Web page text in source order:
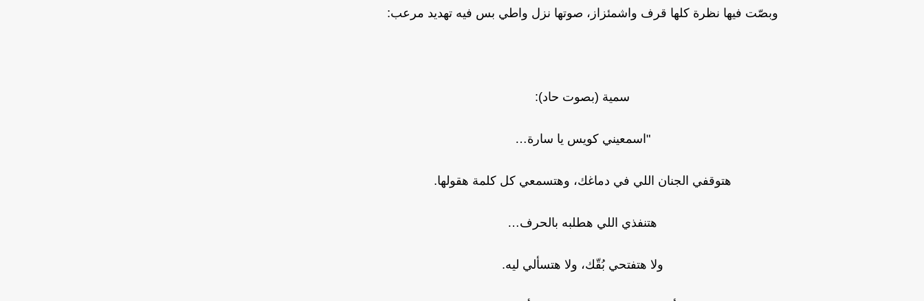
وبصّت فيها نظرة كلها قرف واشمئزاز، صوتها نزل واطي بس فيه تهديد مرعب:
سمية (بصوت حاد):
"اسمعيني كويس يا سارة…
هتوقفي الجنان اللي في دماغك، وهتسمعي كل كلمة هقولها.
هتنفذي اللي هطلبه بالحرف…
ولا هتفتحي بُقّك، ولا هتسألي ليه.